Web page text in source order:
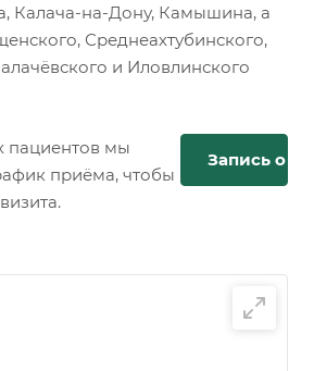
Калача-на-Дону, Камышина, а
Среднеахтубинского,
и Иловлинского
пациентов мы
приёма, чтобы
Запись